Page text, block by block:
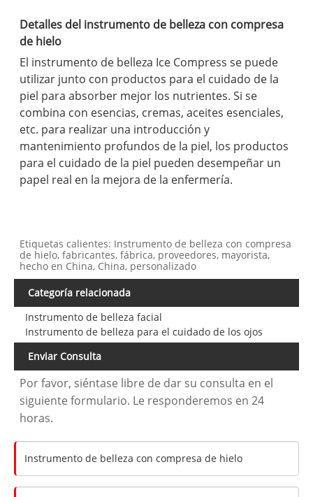
Detalles del instrumento de belleza con compresa
de hielo
El instrumento de belleza Ice Compress se puede
utilizar junto con productos para el cuidado de la
piel para absorber mejor los nutrientes. Si se
combina con esencias, cremas, aceites esenciales,
etc. para realizar una introducción y
mantenimiento profundos de la piel, los productos
para el cuidado de la piel pueden desempeñar un
papel real en la mejora de la enfermería.
Etiquetas calientes: Instrumento de belleza con compresa
de hielo, fabricantes, fábrica, proveedores, mayorista,
hecho en China, China, personalizado
Categoría relacionada
Instrumento de belleza facial
Instrumento de belleza para el cuidado de los ojos
Enviar Consulta
Por favor, siéntase libre de dar su consulta en el
siguiente formulario. Le responderemos en 24
horas.